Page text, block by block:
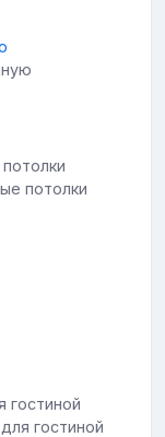
потолки
гостиной